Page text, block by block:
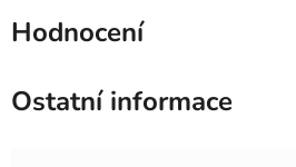
Hodnocení
Ostatní informace